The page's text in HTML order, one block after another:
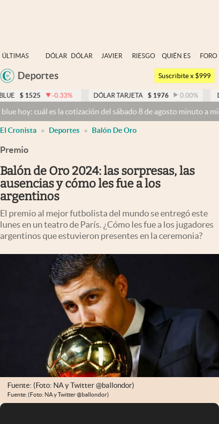
ÚLTIMAS
NOTICIAS
DÓLAR
DÓLAR
JAVIER
RIESGO
QUIÉN ES
QUIÉN
FORO
Argentina
México
Deportes
Dólar
Members
Economía y Política
Finanzas y Mercados
Mercados Online
Negocios
Columnistas
Otras secciones
Infotechnology
Eventos Corporativos
abre en nueva pestaña
Argentina
Suscribite x $999
0.33 % DÓLAR TARJETA $ 1976 0.00% DÓLAR MEP
la cotización del sábado 8 de agosto minuto a minutoDólar hoy
El Cronista Deportes Balón De Oro
Premio
Balón de Oro 2024: las sorpresas, las
ausencias y cómo les fue a los
argentinos
El premio al mejor futbolista del mundo se entregó este
lunes en un teatro de París. ¿Cómo les fue a los jugadores
argentinos que estuvieron presentes en la ceremonia?
Fuente: (Foto: NA y Twitter @ballondor)
Fuente: (Foto: NA y Twitter @ballondor)